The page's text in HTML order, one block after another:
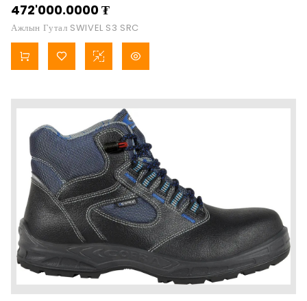
472'000.0000₮
Ажлын Гутал SWIVEL S3 SRC